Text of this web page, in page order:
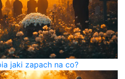
jaki zapach na co?